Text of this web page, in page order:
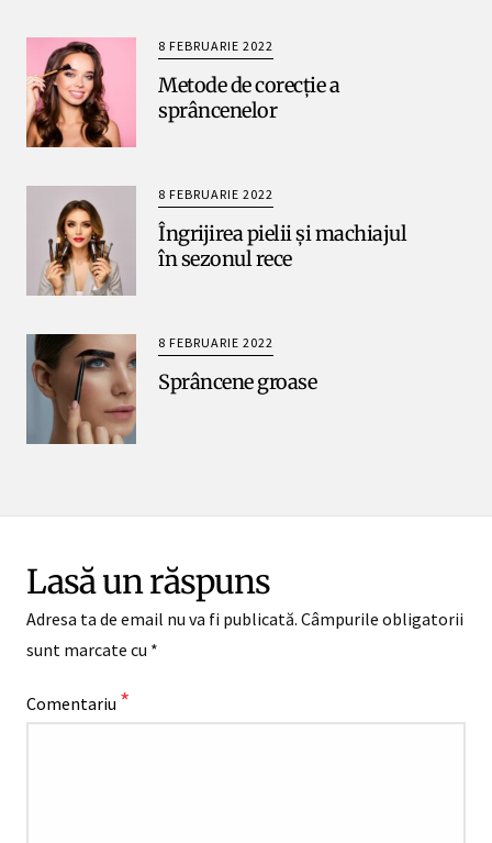
8 FEBRUARIE 2022
Metode de corecție a
sprâncenelor
8 FEBRUARIE 2022
Îngrijirea pielii și machiajul
în sezonul rece
8 FEBRUARIE 2022
Sprâncene groase
Lasă un răspuns
Adresa ta de email nu va fi publicată. Câmpurile obligatorii
sunt marcate cu *
Comentariu *